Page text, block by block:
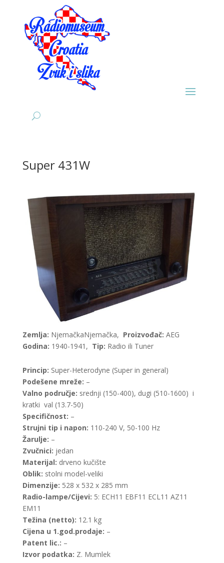
Super 431W
Zemlja: NjemačkaNjemačka, Proizvođač: AEG
Godina: 1940-1941, Tip: Radio ili Tuner
Princip: Super-Heterodyne (Super in general)
Podešene mreže: –
Valno područje: srednji (150-400), dugi (510-1600) i
kratki val (13.7-50)
Specifičnost: –
Strujni tip i napon: 110-240 V, 50-100 Hz
Žarulje: –
Zvučnici: jedan
Materijal: drveno kučište
Oblik: stolni model-veliki
Dimenzije: 528 x 532 x 285 mm
Radio-lampe/Cijevi: 5: ECH11 EBF11 ECL11 AZ11
EM11
Težina (netto): 12.1 kg
Cijena u 1.god.prodaje: –
Patent lic.: –
Izvor podatka: Z. Mumlek